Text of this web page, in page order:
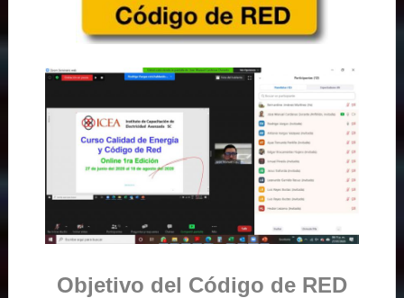
Objetivo del Código de RED